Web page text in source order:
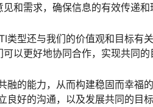
和需求，确保信息的有效传递和
类型还与我们的价值观和目标有
以更好地协同合作，实现共同的
融的能力，从而构建稳固而幸福
良好的沟通，以及发展共同的目